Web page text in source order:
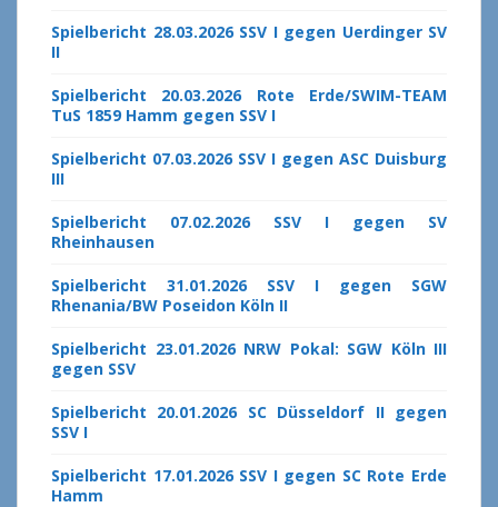
Spielbericht 28.03.2026 SSV I gegen Uerdinger SV
II
Spielbericht 20.03.2026 Rote Erde/SWIM-TEAM
TuS 1859 Hamm gegen SSV I
Spielbericht 07.03.2026 SSV I gegen ASC Duisburg
III
Spielbericht 07.02.2026 SSV I gegen SV
Rheinhausen
Spielbericht 31.01.2026 SSV I gegen SGW
Rhenania/BW Poseidon Köln II
Spielbericht 23.01.2026 NRW Pokal: SGW Köln III
gegen SSV
Spielbericht 20.01.2026 SC Düsseldorf II gegen
SSV I
Spielbericht 17.01.2026 SSV I gegen SC Rote Erde
Hamm